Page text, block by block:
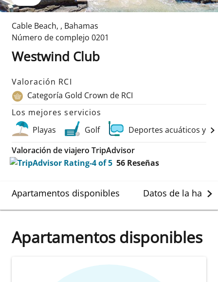
Cable Beach, , Bahamas
Número de complejo 0201
Westwind Club
Valoración RCI
Categoría Gold Crown de RCI
Los mejores servicios
Playas
Golf
Deportes acuáticos y
Valoración de viajero TripAdvisor
56 Reseñas
Apartamentos disponibles Datos de la
Apartamentos disponibles